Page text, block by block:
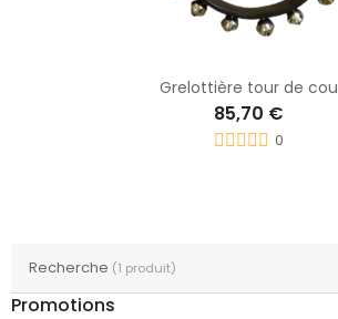
Recherche (1 produit)
Promotions
Grelottière tour de cou
85,70 €
0